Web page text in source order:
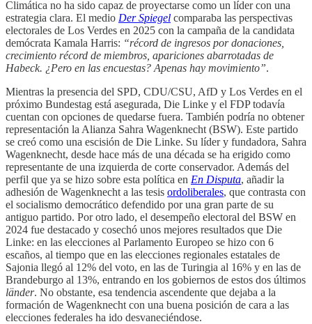
Climática no ha sido capaz de proyectarse como un líder con una
estrategia clara. El medio Der Spiegel comparaba las perspectivas
electorales de Los Verdes en 2025 con la campaña de la candidata
demócrata Kamala Harris: “récord de ingresos por donaciones,
crecimiento récord de miembros, apariciones abarrotadas de
Habeck. ¿Pero en las encuestas? Apenas hay movimiento”.
Mientras la presencia del SPD, CDU/CSU, AfD y Los Verdes en el
próximo Bundestag está asegurada, Die Linke y el FDP todavía
cuentan con opciones de quedarse fuera. También podría no obtener
representación la Alianza Sahra Wagenknecht (BSW). Este partido
se creó como una escisión de Die Linke. Su líder y fundadora, Sahra
Wagenknecht, desde hace más de una década se ha erigido como
representante de una izquierda de corte conservador. Además del
perfil que ya se hizo sobre esta política en En Disputa, añadir la
adhesión de Wagenknecht a las tesis ordoliberales, que contrasta con
el socialismo democrático defendido por una gran parte de su
antiguo partido. Por otro lado, el desempeño electoral del BSW en
2024 fue destacado y cosechó unos mejores resultados que Die
Linke: en las elecciones al Parlamento Europeo se hizo con 6
escaños, al tiempo que en las elecciones regionales estatales de
Sajonia llegó al 12% del voto, en las de Turingia al 16% y en las de
Brandeburgo al 13%, entrando en los gobiernos de estos dos últimos
länder. No obstante, esa tendencia ascendente que dejaba a la
formación de Wagenknecht con una buena posición de cara a las
elecciones federales ha ido desvaneciéndose.